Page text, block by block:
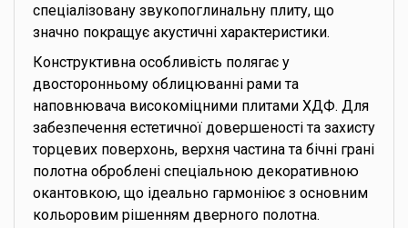
спеціалізовану звукопоглинальну плиту, що
значно покращує акустичні характеристики.
Конструктивна особливість полягає у
двосторонньому облицюванні рами та
наповнювача високоміцними плитами ХДФ. Для
забезпечення естетичної довершеності та захисту
торцевих поверхонь, верхня частина та бічні грані
полотна оброблені спеціальною декоративною
окантовкою, що ідеально гармоніює з основним
кольоровим рішенням дверного полотна.